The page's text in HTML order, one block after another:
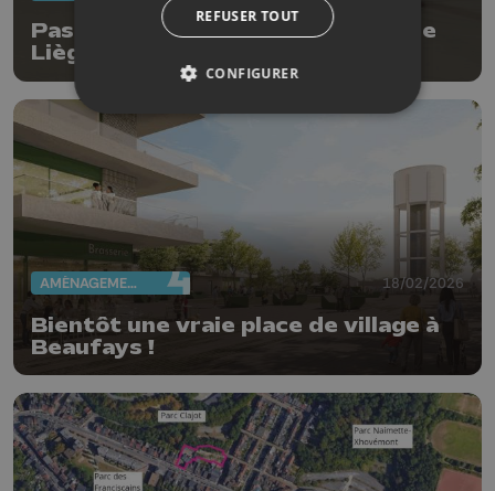
Pas d'effet JO pour la patinoire de
Liège
AMÉNAGEMENT DU TERRITOIRE 18/02/2026
Bientôt une vraie place de village à
Beaufays !
REFUSER TOUT
CONFIGURER